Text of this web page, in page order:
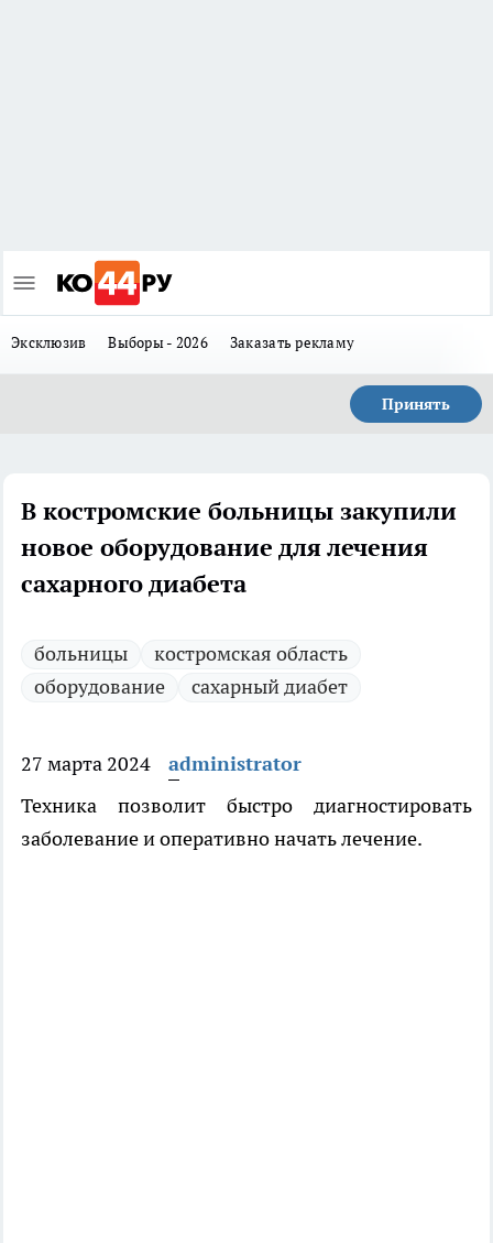
Эксклюзив Выборы - 2026 Заказать рекламу
Принять
В костромские больницы закупили
новое оборудование для лечения
сахарного диабета
больницы
костромская область
оборудование
сахарный диабет
27 марта 2024
administrator
Техника позволит быстро диагностировать
заболевание и оперативно начать лечение.